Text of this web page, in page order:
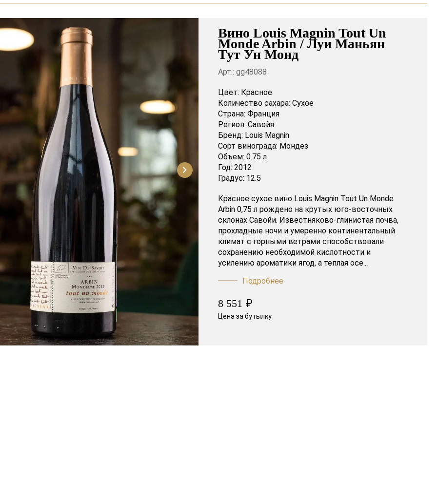
Вино Louis Magnin Tout Un
Monde Arbin / Луи Маньян
Тут Ун Монд
Арт.: gg48088
Цвет: Красное
Количество сахара: Сухое
Страна: Франция
Регион: Савойя
Бренд: Louis Magnin
Сорт винограда: Мондез
Объем: 0.75 л
Год: 2012
Градус: 12.5
Красное сухое вино Louis Magnin Tout Un Monde
Arbin 0,75 л рождено на крутых юго-восточных
склонах Савойи. Известняково-глинистая почва,
прохладные ночи и умеренно континентальный
климат с горными ветрами способствовали
сохранению необходимой кислотности и
усилению ароматики ягод, а теплая осе...
Подробнее
8 551 ₽
Цена за бутылку